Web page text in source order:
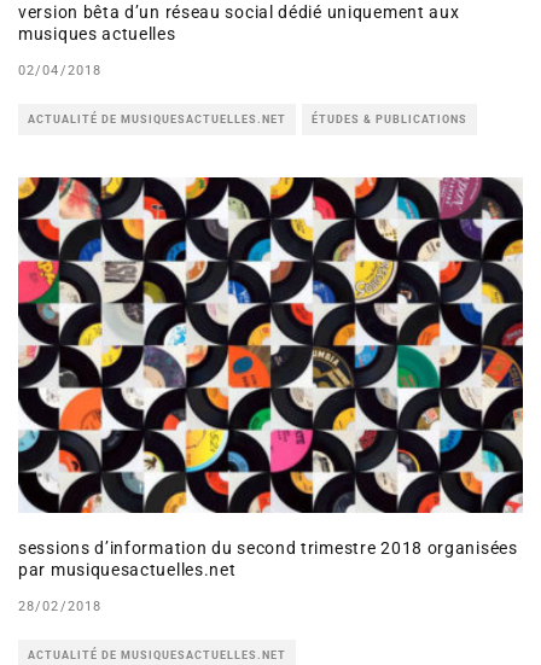
version bêta d’un réseau social dédié uniquement aux
musiques actuelles
02/04/2018
ACTUALITÉ DE MUSIQUESACTUELLES.NET ÉTUDES & PUBLICATIONS
sessions d’information du second trimestre 2018 organisées
par musiquesactuelles.net
28/02/2018
ACTUALITÉ DE MUSIQUESACTUELLES.NET